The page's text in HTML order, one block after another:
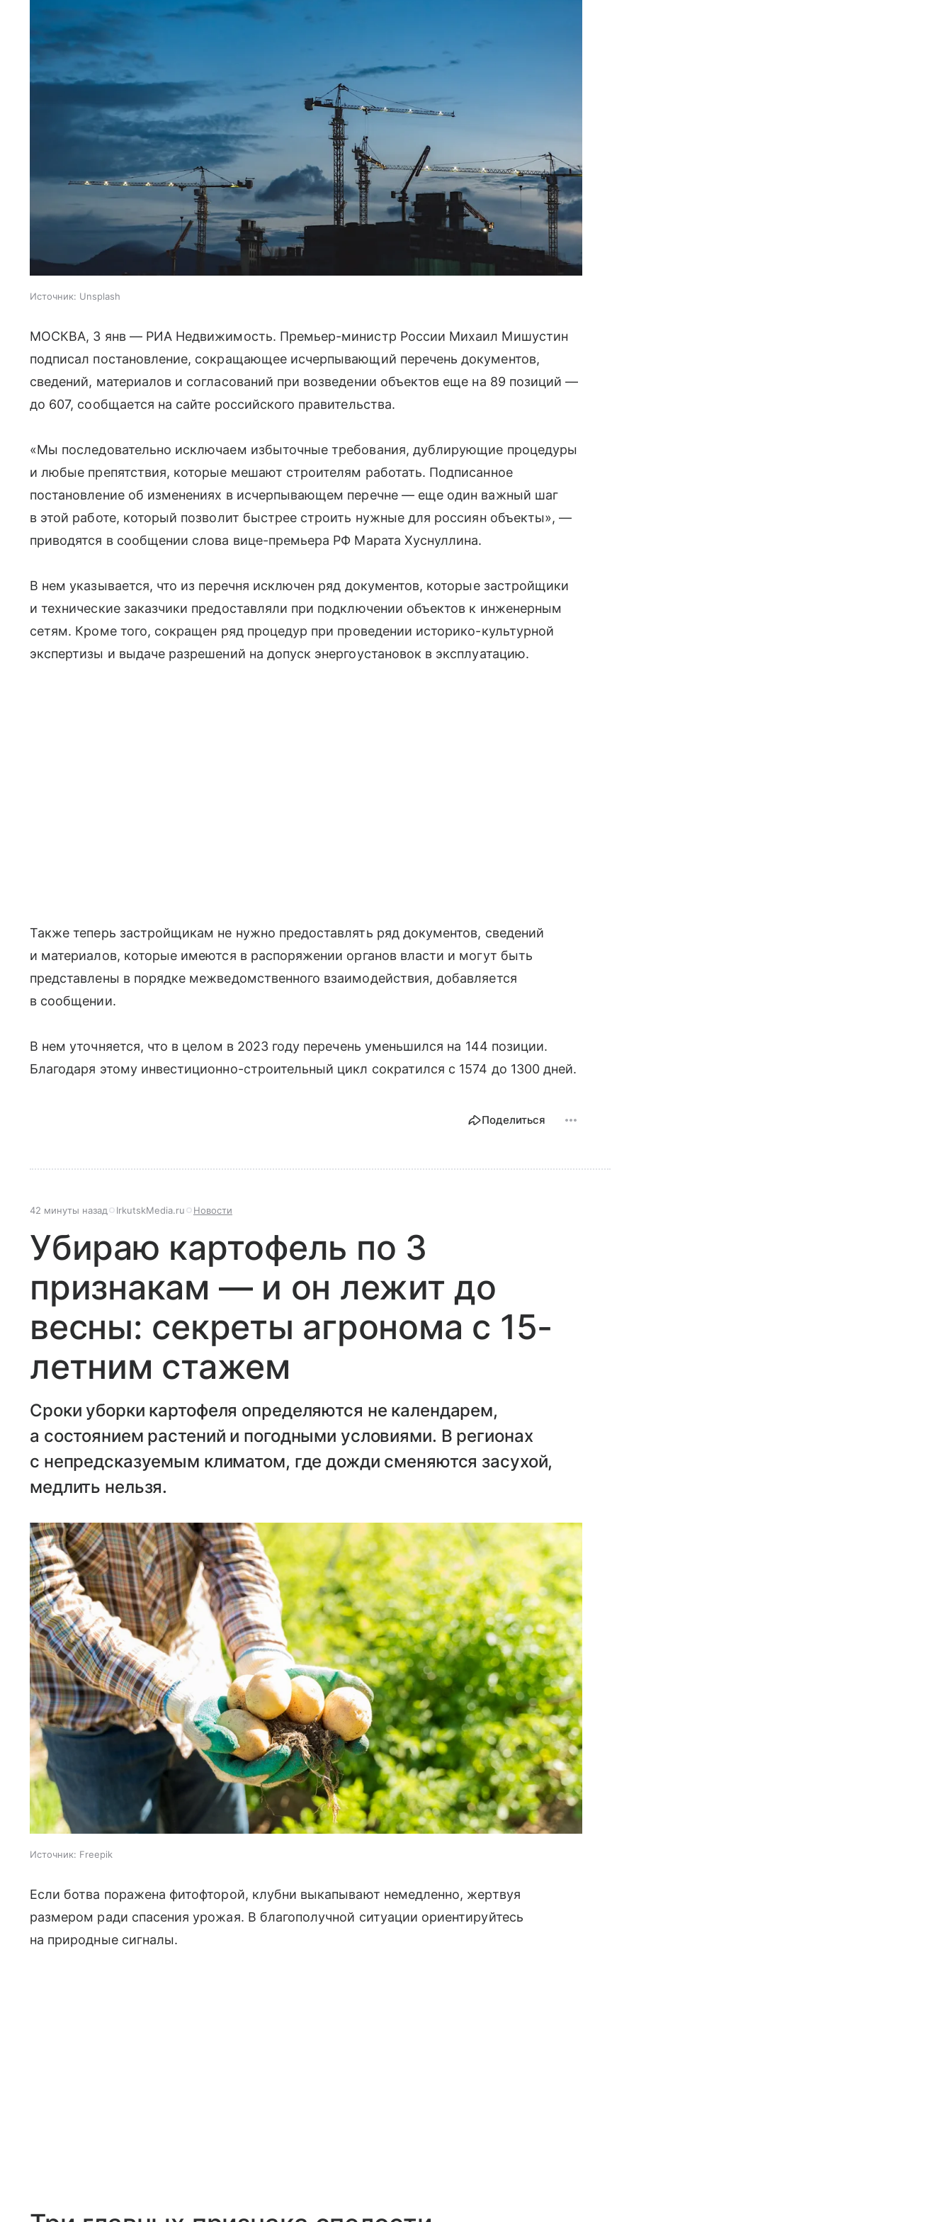
Источник: Unsplash
МОСКВА, 3 янв — РИА Недвижимость. Премьер-министр России Михаил Мишустин
подписал постановление, сокращающее исчерпывающий перечень документов,
сведений, материалов и согласований при возведении объектов еще на 89 позиций —
до 607, сообщается на сайте российского правительства.
«Мы последовательно исключаем избыточные требования, дублирующие процедуры
и любые препятствия, которые мешают строителям работать. Подписанное
постановление об изменениях в исчерпывающем перечне — еще один важный шаг
в этой работе, который позволит быстрее строить нужные для россиян объекты», —
приводятся в сообщении слова вице-премьера РФ Марата Хуснуллина.
В нем указывается, что из перечня исключен ряд документов, которые застройщики
и технические заказчики предоставляли при подключении объектов к инженерным
сетям. Кроме того, сокращен ряд процедур при проведении историко-культурной
экспертизы и выдаче разрешений на допуск энергоустановок в эксплуатацию.
Также теперь застройщикам не нужно предоставлять ряд документов, сведений
и материалов, которые имеются в распоряжении органов власти и могут быть
представлены в порядке межведомственного взаимодействия, добавляется
в сообщении.
В нем уточняется, что в целом в 2023 году перечень уменьшился на 144 позиции.
Благодаря этому инвестиционно-строительный цикл сократился с 1574 до 1300 дней.
Поделиться
42 минуты назад IrkutskMedia.ru Новости
Убираю картофель по 3
признакам — и он лежит до
весны: секреты агронома с 15-
летним стажем
Сроки уборки картофеля определяются не календарем,
а состоянием растений и погодными условиями. В регионах
с непредсказуемым климатом, где дожди сменяются засухой,
медлить нельзя.
Источник: Freepik
Если ботва поражена фитофторой, клубни выкапывают немедленно, жертвуя
размером ради спасения урожая. В благополучной ситуации ориентируйтесь
на природные сигналы.